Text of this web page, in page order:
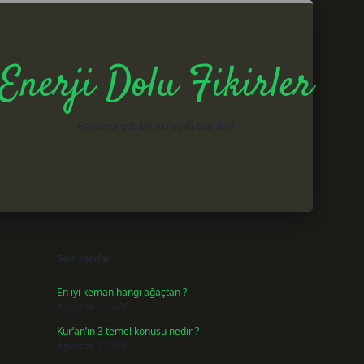
Dolu Fikirler
Son Yazılar
En iyi keman hangi ağaçtan ?
Ağustos 6, 2026
Kur’an’ın 3 temel konusu nedir ?
Ağustos 6, 2026